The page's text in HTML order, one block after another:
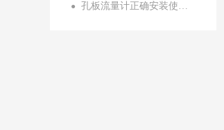
● 孔板流量计正确安装使用方法